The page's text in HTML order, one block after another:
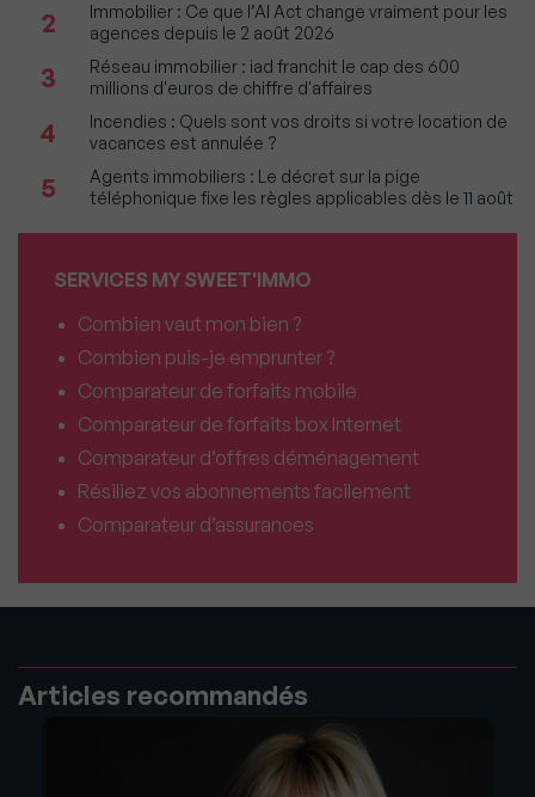
2
Immobilier : Ce que l’AI Act change vraiment pour les
agences depuis le 2 août 2026
3
Réseau immobilier : iad franchit le cap des 600
millions d'euros de chiffre d'affaires
4
Incendies : Quels sont vos droits si votre location de
vacances est annulée ?
5
Agents immobiliers : Le décret sur la pige
téléphonique fixe les règles applicables dès le 11 août
SERVICES MY SWEET'IMMO
Combien vaut mon bien ?
Combien puis-je emprunter ?
Comparateur de forfaits mobile
Comparateur de forfaits box Internet
Comparateur d’offres déménagement
Résiliez vos abonnements facilement
Comparateur d’assurances
Articles recommandés